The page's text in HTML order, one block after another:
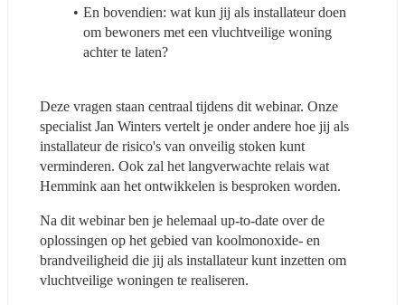
En bovendien: wat kun jij als installateur doen
om bewoners met een vluchtveilige woning
achter te laten?
Deze vragen staan centraal tijdens dit webinar. Onze
specialist Jan Winters vertelt je onder andere hoe jij als
installateur de risico's van onveilig stoken kunt
verminderen. Ook zal het langverwachte relais wat
Hemmink aan het ontwikkelen is besproken worden.
Na dit webinar ben je helemaal up-to-date over de
oplossingen op het gebied van koolmonoxide- en
brandveiligheid die jij als installateur kunt inzetten om
vluchtveilige woningen te realiseren.